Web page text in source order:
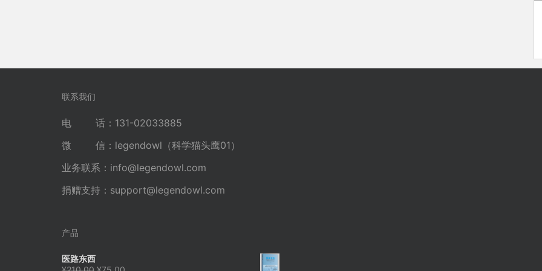
联系我们
电 话：131-02033885
微 信：legendowl（科学猫头鹰01）
业务联系： info@legendowl.com
捐赠支持： support@legendowl.com
产品
医路东西
原